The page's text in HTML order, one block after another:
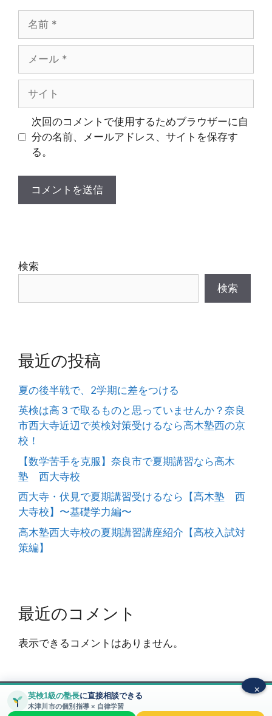
ル
次回のコメントで使用するためブラウザーに自
分の名前、メールアドレス、サイトを保存す
る。
検索
検索
最近の投稿
夏の後半戦で、2学期に差をつける
英検は高３で取るものと思っていませんか？奈良
市西大寺近辺で英検対策受けるなら高木塾西の京
校！
【数学苦手を克服】奈良市で夏期講習なら高木
塾 西大寺校
西大寺・伏見で夏期講習受けるなら【高木塾 西
大寺校】〜基礎学力編〜
高木塾西大寺校の夏期講習講座紹介【高校入試対
策編】
最近のコメント
表示できるコメントはありません。
© 2026 高木塾〜大和西大寺校～ 大和西大寺駅から徒歩
5分 圧倒的な質の個別指導塾• Built with
×
英検1級の塾長に直接相談できる
木津川市の個別指導 × 自律学習